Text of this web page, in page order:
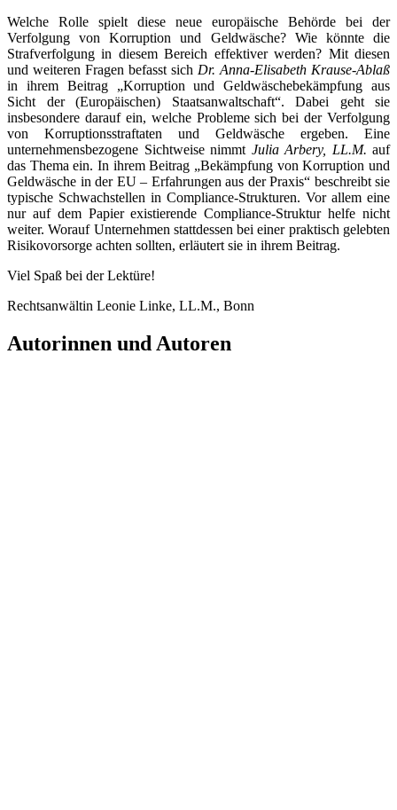
Welche Rolle spielt diese neue europäische Behörde bei der
Verfolgung von Korruption und Geldwäsche? Wie könnte die
Strafverfolgung in diesem Bereich effektiver werden? Mit diesen
und weiteren Fragen befasst sich Dr. Anna-Elisabeth Krause-Ablaß
in ihrem Beitrag „Korruption und Geldwäschebekämpfung aus
Sicht der (Europäischen) Staatsanwaltschaft“. Dabei geht sie
insbesondere darauf ein, welche Probleme sich bei der Verfolgung
von Korruptionsstraftaten und Geldwäsche ergeben. Eine
unternehmensbezogene Sichtweise nimmt Julia Arbery, LL.M. auf
das Thema ein. In ihrem Beitrag „Bekämpfung von Korruption und
Geldwäsche in der EU – Erfahrungen aus der Praxis“ beschreibt sie
typische Schwachstellen in Compliance-Strukturen. Vor allem eine
nur auf dem Papier existierende Compliance-Struktur helfe nicht
weiter. Worauf Unternehmen stattdessen bei einer praktisch gelebten
Risikovorsorge achten sollten, erläutert sie in ihrem Beitrag.
Viel Spaß bei der Lektüre!
Rechtsanwältin Leonie Linke, LL.M., Bonn
Autorinnen und Autoren